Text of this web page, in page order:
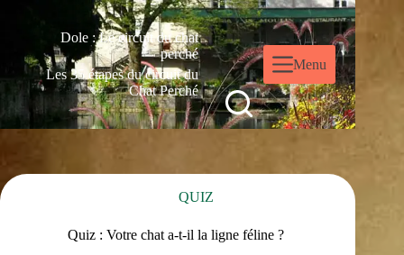
Dole : Le circuit du chat
perché
Les 35 étapes du circuit du
Chat Perché
Menu
QUIZ
Quiz : Votre chat a-t-il la ligne féline ?